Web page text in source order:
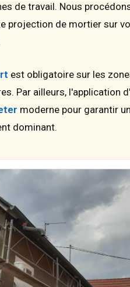
de travail. Nous
projection de mortier sur
est obligatoire sur les
Par ailleurs, l'application
moderne pour garantir
dominant.